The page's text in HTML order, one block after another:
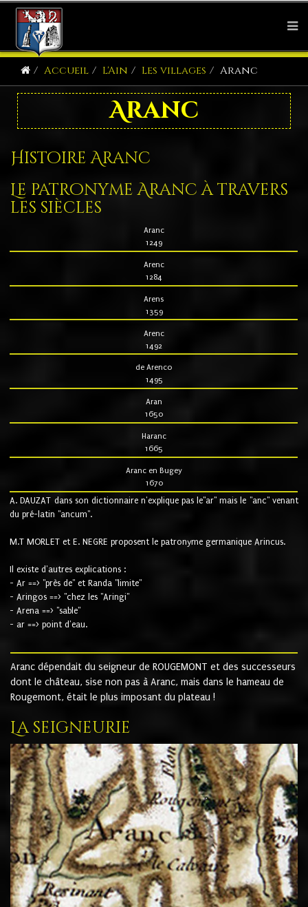
Accueil L'Ain Les villages Aranc
Aranc
Histoire Aranc
Le patronyme Aranc à travers
les siècles
Aranc
1249
Arenc
1284
Arens
1359
Arenc
1492
de Arenco
1495
Aran
1650
Haranc
1665
Aranc en Bugey
1670
A. DAUZAT dans son dictionnaire n'explique pas le"ar" mais le "anc" venant
du pré-latin "ancum".
M.T MORLET et E. NEGRE proposent le patronyme germanique Arincus.
Il existe d'autres explications :
- Ar ==> "près de" et Randa "limite"
- Aringos ==> "chez les "Aringi"
- Arena ==> "sable"
- ar ==> point d'eau.
Aranc dépendait du seigneur de ROUGEMONT et des successeurs
dont le château, sise non pas à Aranc, mais dans le hameau de
Rougemont, était le plus imposant du plateau !
La seigneurie